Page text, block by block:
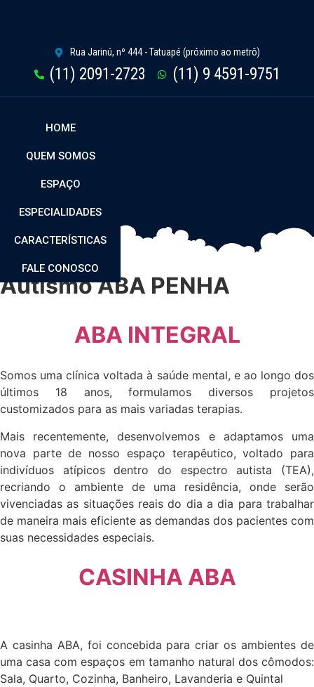
Rua Jarinú, nº 444 - Tatuapé (próximo ao metrô)
(11) 2091-2723 (11) 9 4591-9751
HOME
QUEM SOMOS
ESPAÇO
ESPECIALIDADES
CARACTERÍSTICAS
FALE CONOSCO
Autismo ABA PENHA
ABA INTEGRAL
Somos uma clínica voltada à saúde mental, e ao longo dos
últimos 18 anos, formulamos diversos projetos
customizados para as mais variadas terapias.
Mais recentemente, desenvolvemos e adaptamos uma
nova parte de nosso espaço terapêutico, voltado para
indivíduos atípicos dentro do espectro autista (TEA),
recriando o ambiente de uma residência, onde serão
vivenciadas as situações reais do dia a dia para trabalhar
de maneira mais eficiente as demandas dos pacientes com
suas necessidades especiais.
CASINHA ABA
A casinha ABA, foi concebida para criar os ambientes de
uma casa com espaços em tamanho natural dos cômodos:
Sala, Quarto, Cozinha, Banheiro, Lavanderia e Quintal